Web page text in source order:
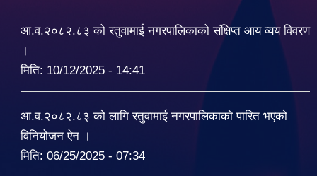
आ.व.२०८२.८३ को रतुवामाई नगरपालिकाको संक्षिप्त आय व्यय विवरण
।
मिति: 10/12/2025 - 14:41
आ.व.२०८२.८३ को लागि रतुवामाई नगरपालिकाको पारित भएको
विनियोजन ऐन ।
मिति: 06/25/2025 - 07:34